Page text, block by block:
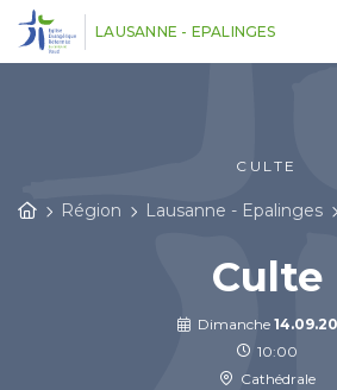
LAUSANNE - EPALINGES
CULTE
Région Lausanne - Epalinges
Culte
Dimanche
10:00
Cathédrale
Panneau de gestion des cookies